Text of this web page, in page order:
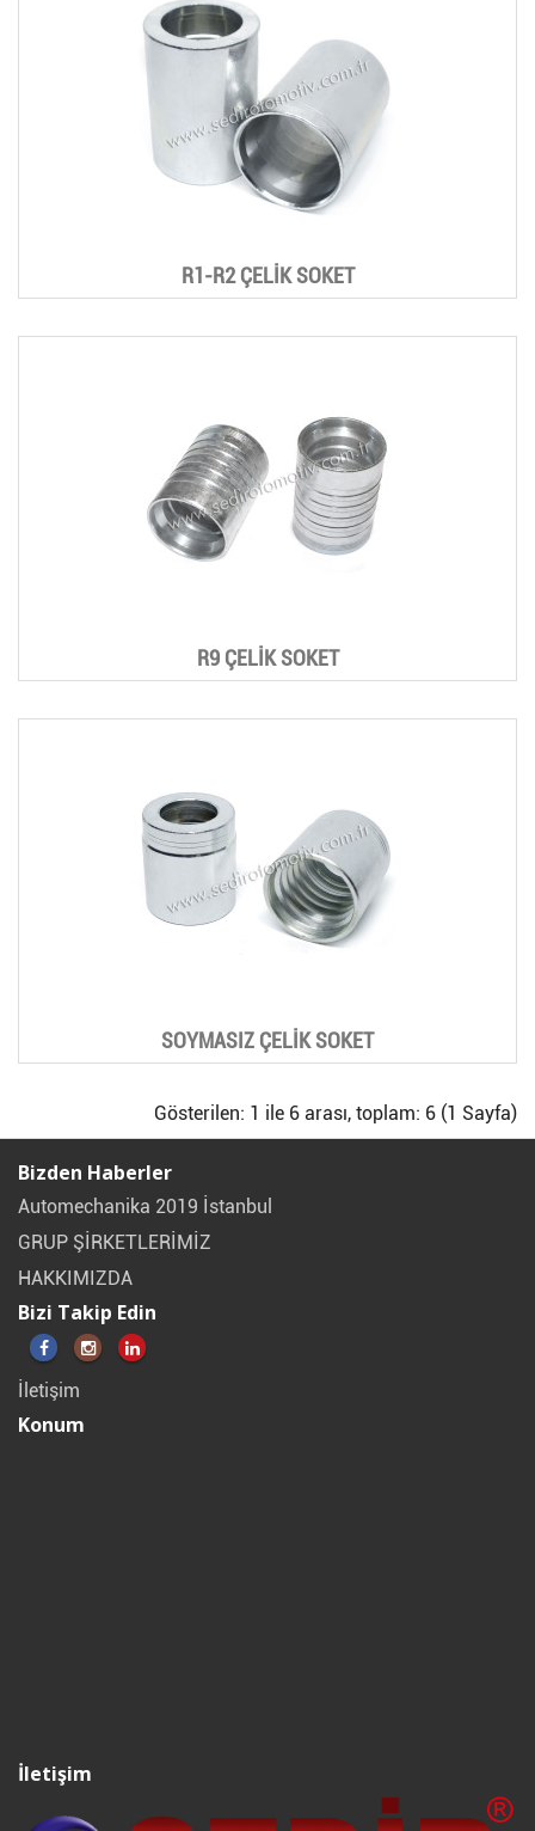
R1-R2 ÇELİK SOKET
R9 ÇELİK SOKET
SOYMASIZ ÇELİK SOKET
Gösterilen: 1 ile 6 arası, toplam: 6 (1 Sayfa)
Bizden Haberler
Automechanika 2019 İstanbul
GRUP ŞİRKETLERİMİZ
HAKKIMIZDA
Bizi Takip Edin
İletişim
Konum
İletişim